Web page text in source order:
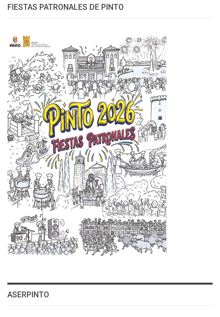
FIESTAS PATRONALES DE PINTO
ASERPINTO